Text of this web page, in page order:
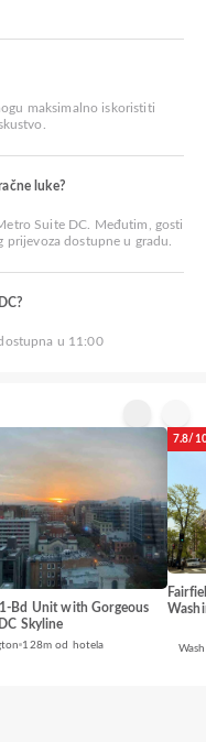
maksimalno iskoristiti
luke?
Suite DC. Međutim, gosti
dostupne u gradu.
u 11:00
Bd Unit with Gorgeous
Skyline
128m od hotela
7.8/